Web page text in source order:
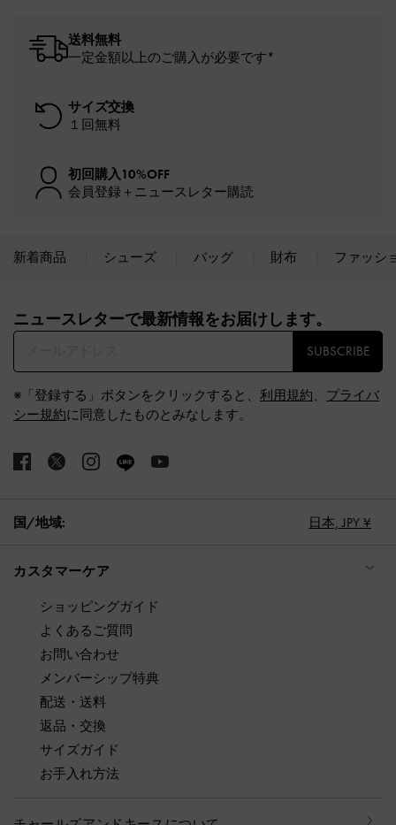
送料無料
一定金額以上のご購入が必要です*
サイズ交換
１回無料
初回購入10%OFF
会員登録＋ニュースレター購読
新着商品 シューズ バッグ 財布 ファッシ
ニュースレターで最新情報をお届けします。​
SUBSCRIBE
※「登録する」ボタンをクリックすると、 利用規約、 プライバ
シー規約に同意したものとみなします。
国/地域: 日本, JPY ¥
カスタマーケア
ショッピングガイド
よくあるご質問
お問い合わせ
メンバーシップ特典
配送・送料
返品・交換
サイズガイド
お手入れ方法